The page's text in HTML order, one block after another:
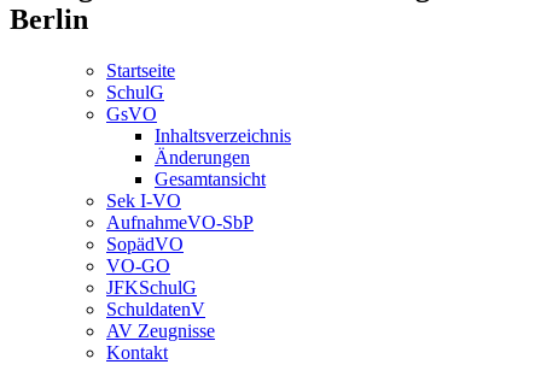
Berlin
Startseite
SchulG
GsVO
Inhaltsverzeichnis
Änderungen
Gesamtansicht
Sek I-VO
AufnahmeVO-SbP
SopädVO
VO-GO
JFKSchulG
SchuldatenV
AV Zeugnisse
Kontakt